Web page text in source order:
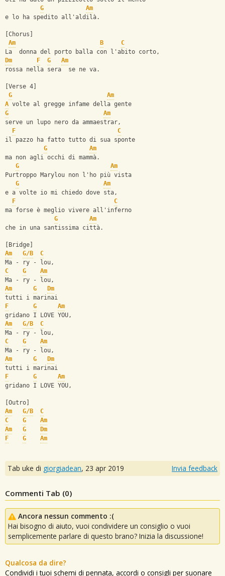
G
Am
e lo ha spedito all'aldilà.
[Chorus]
Am
B
C
La  donna del porto balla con l'abito corto,
Dm
F G
Am
rossa nella sera  se ne va.
[Verse 4]
G
Am
A volte al gregge infame della gente
G
Am
serve un lupo nero da ammaestrar,
F
C
il pazzo ha fatto tutto di sua sponte
G
Am
ma non agli occhi di mammà.
G
Am
Purtroppo Marylou non l'ho più vista
G
Am
e a volte io mi chiedo dove sta,
F
C
ma forse è meglio vivere all'inferno
G
Am
che in una santissima città.
[Bridge]
Am
G/B
C
Ma - ry - lou,
C
G
Am
Ma - ry - lou,
Am
G
Dm
tutti i marinai
F
G
Am
gridano I LOVE YOU,
Am
G/B
C
Ma - ry - lou,
C
G
Am
Ma - ry - lou,
Am
G
Dm
tutti i marinai
F
G
Am
gridano I LOVE YOU,
[Outro]
Am
G/B
C
C
G
Am
Am
G
Dm
F
G Am
Tab uke di giorgiadean, 23 apr 2019 Invia feedback
Commenti Tab (0)
Ancora nessun commento :(
Hai bisogno di aiuto, vuoi condividere un consiglio o vuoi
semplicemente parlare di questo brano? Inizia la discussione!
Qualcosa da dire?
Condividi i tuoi schemi di pennata, accordi o consigli per suonare